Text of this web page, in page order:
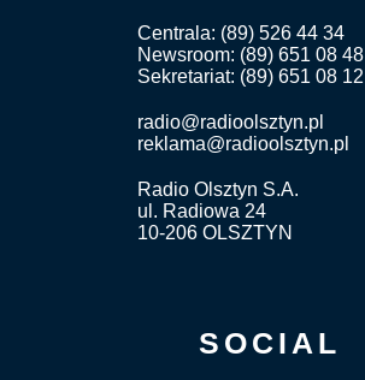
Centrala: (89) 526 44 34
Newsroom: (89) 651 08 48
Sekretariat: (89) 651 08 12
radio@radioolsztyn.pl
reklama@radioolsztyn.pl
Radio Olsztyn S.A.
ul. Radiowa 24
10-206 OLSZTYN
SOCIAL